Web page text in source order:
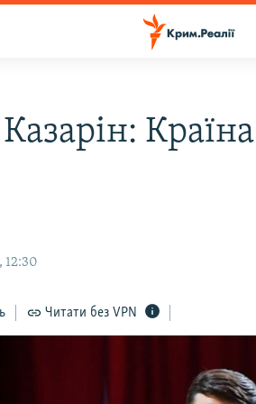
12:30
Читати без VPN